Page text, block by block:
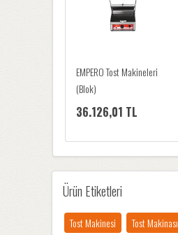
EMPERO Tost Makineleri
(Blok)
36.126,01 TL
Ürün Etiketleri
Tost Makinesi Tost Makinası